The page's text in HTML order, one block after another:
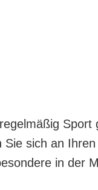
Sport
sich an
in der